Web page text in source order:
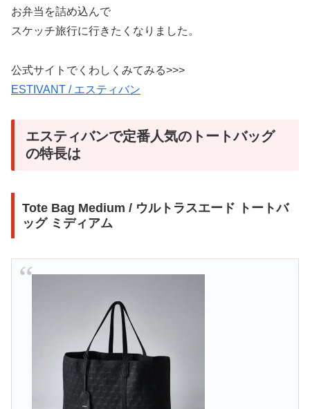
お弁当を詰め込んで
スケッチ旅行に行きたくなりました。
公式サイトでくわしくみてみる>>>
ESTIVANT / エスティバン
エスティバンで定番人気のトートバッグ
の特長は
Tote Bag Medium / ウルトラスエード トートバ
ッグ ミディアム